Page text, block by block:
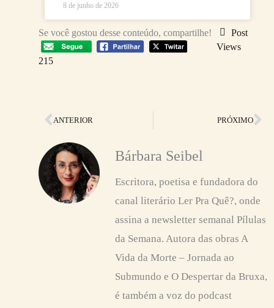
8 de junho de 2026
Se você gostou desse conteúdo, compartilhe!
Post
Views
215
Anterior
ANTERIOR PRÓXIMO
Bárbara Seibel
Escritora, poetisa e fundadora do
canal literário Ler Pra Quê?, onde
assina a newsletter semanal Pílulas
da Semana. Autora das obras A
Vida da Morte – Jornada ao
Submundo e O Despertar da Bruxa,
é também a voz do podcast